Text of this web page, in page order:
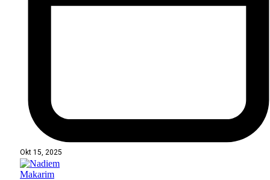
Okt 15, 2025